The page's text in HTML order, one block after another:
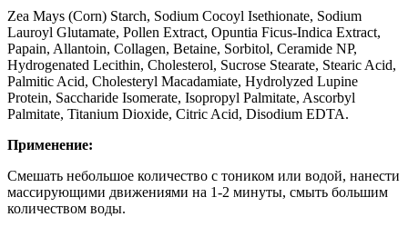
Zea Mays (Corn) Starch, Sodium Cocoyl Isethionate, Sodium
Lauroyl Glutamate, Pollen Extract, Opuntia Ficus-Indica Extract,
Papain, Allantoin, Collagen, Betaine, Sorbitol, Ceramide NP,
Hydrogenated Lecithin, Cholesterol, Sucrose Stearate, Stearic Acid,
Palmitic Acid, Cholesteryl Macadamiate, Hydrolyzed Lupine
Protein, Saccharide Isomerate, Isopropyl Palmitate, Ascorbyl
Palmitate, Titanium Dioxide, Citric Acid, Disodium EDTA.
Применение:
Смешать небольшое количество с тоником или водой, нанести
массирующими движениями на 1-2 минуты, смыть большим
количеством воды.